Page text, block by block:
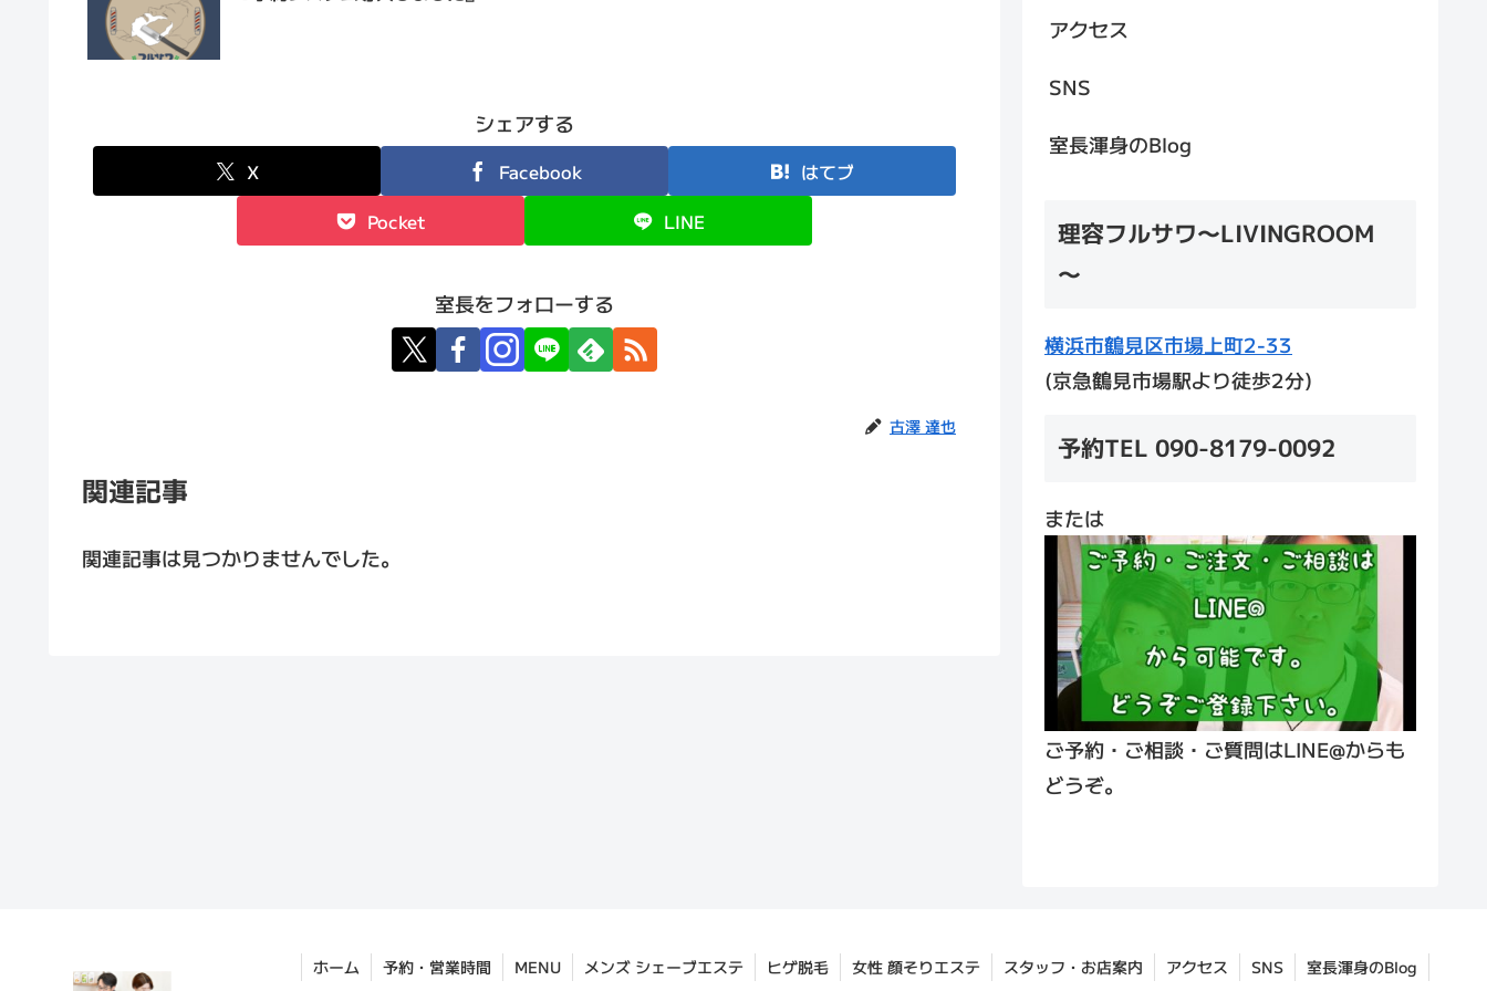
シェアする
X Facebook
はてブ
Pocket
LINE
室長をフォローする
古澤 達也
関連記事
関連記事は見つかりませんでした。
アクセス
SNS
室長渾身のBlog
理容フルサワ～LIVINGROOM
～
横浜市鶴見区市場上町2-33
(京急鶴見市場駅より徒歩2分)
予約TEL 090-8179-0092
または
ご予約・ご相談・ご質問はLINE@からも
どうぞ。
ホーム 予約・営業時間 MENU メンズ シェーブエステ ヒゲ脱毛 女性 顔そりエステ スタッフ・お店案内 アクセス SNS 室長渾身のBlog